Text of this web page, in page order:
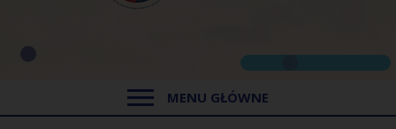
MENU GŁÓWNE